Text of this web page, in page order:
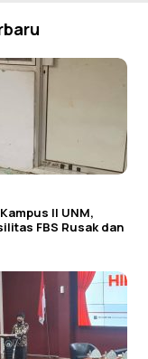
II UNM,
FBS Rusak dan